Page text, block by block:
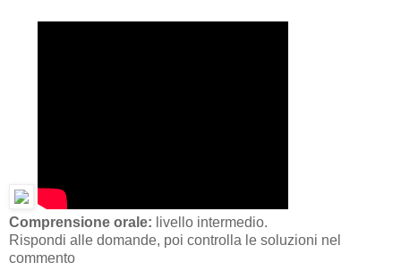
Comprensione orale: livello intermedio.
Rispondi alle domande, poi controlla le soluzioni nel
commento